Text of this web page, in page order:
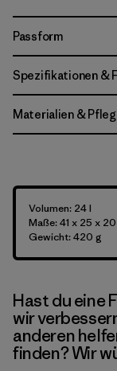
Passform
Spezifikationen &
Materialien &
Volumen: 24 l
Maße: 41 x 25 x
Gewicht: 420 g
Hast du eine
wir
anderen
finden? Wir